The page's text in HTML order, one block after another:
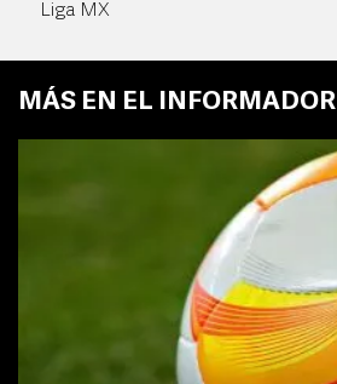
Liga MX
MÁS EN EL INFORMADOR